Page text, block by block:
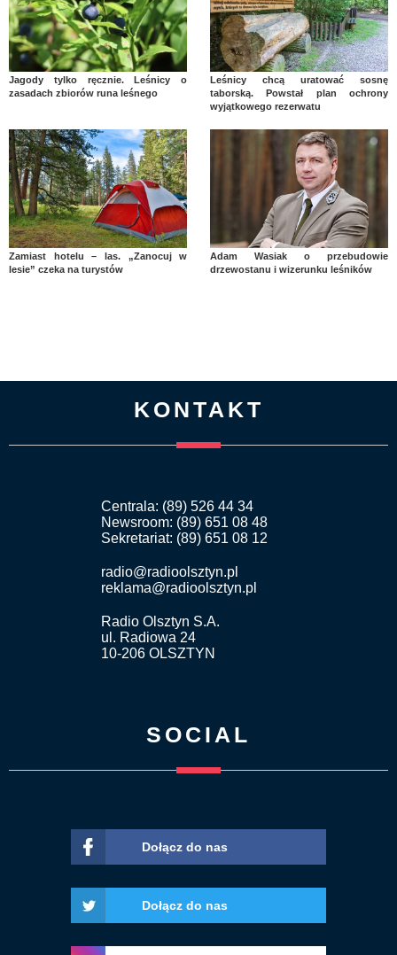
Jagody tylko ręcznie. Leśnicy o
zasadach zbiorów runa leśnego
Leśnicy chcą uratować sosnę
taborską. Powstał plan ochrony
wyjątkowego rezerwatu
Zamiast hotelu – las. „Zanocuj w
lesie” czeka na turystów
Adam Wasiak o przebudowie
drzewostanu i wizerunku leśników
KONTAKT
Centrala: (89) 526 44 34
Newsroom: (89) 651 08 48
Sekretariat: (89) 651 08 12
radio@radioolsztyn.pl
reklama@radioolsztyn.pl
Radio Olsztyn S.A.
ul. Radiowa 24
10-206 OLSZTYN
SOCIAL
Dołącz do nas
Dołącz do nas